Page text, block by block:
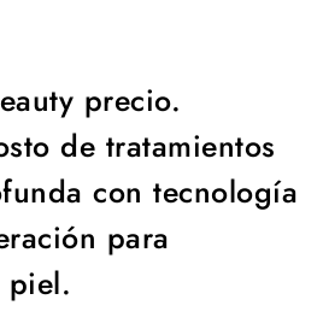
precio.
de tratamientos
con tecnología
para
piel.